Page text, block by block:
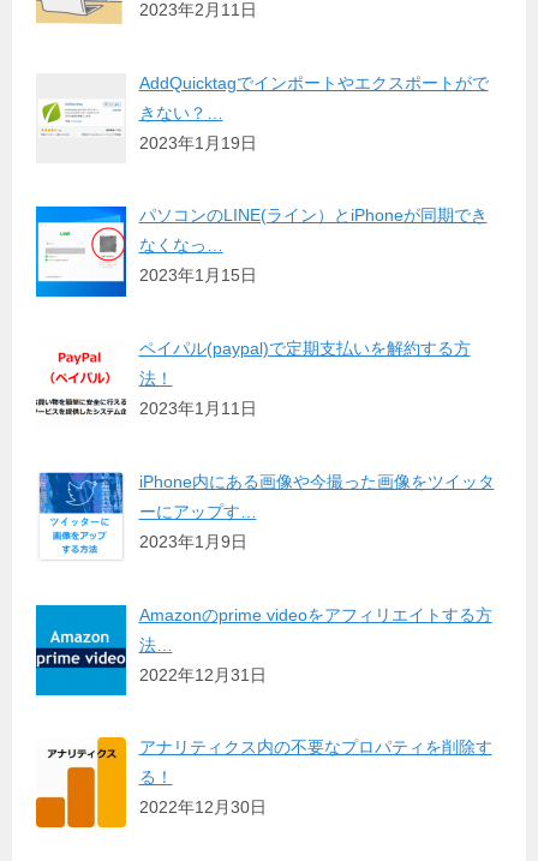
2023年2月11日
AddQuicktagでインポートやエクスポートがで
きない？…
2023年1月19日
パソコンのLINE(ライン）とiPhoneが同期でき
なくなっ…
2023年1月15日
ペイパル(paypal)で定期支払いを解約する方
法！
2023年1月11日
iPhone内にある画像や今撮った画像をツイッタ
ーにアップす…
2023年1月9日
Amazonのprime videoをアフィリエイトする方
法…
2022年12月31日
アナリティクス内の不要なプロパティを削除す
る！
2022年12月30日